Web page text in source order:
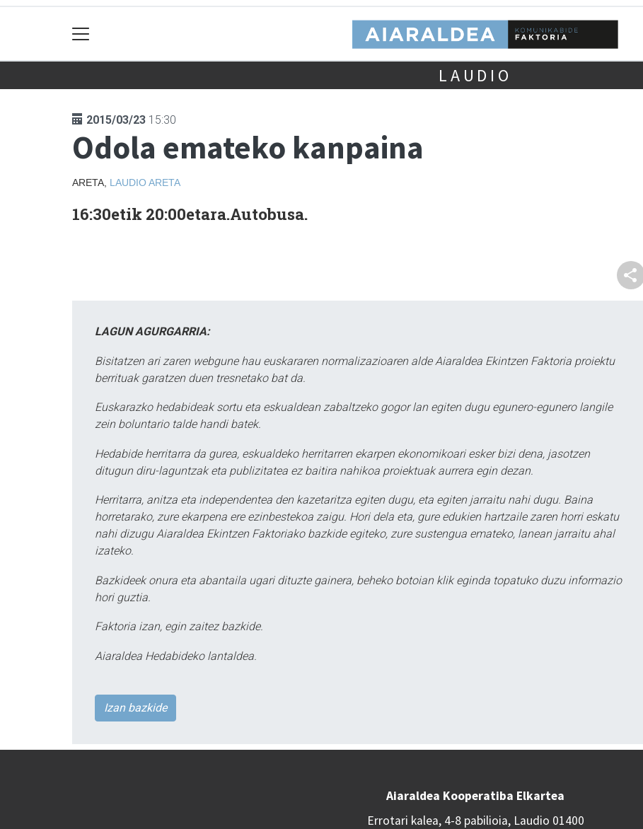
LAUDIO
2015/03/23 15:30
Odola emateko kanpaina
ARETA, LAUDIOARETA
16:30etik 20:00etara.Autobusa.
LAGUN AGURGARRIA:
Bisitatzen ari zaren webgune hau euskararen normalizazioaren alde Aiaraldea Ekintzen Faktoria proiektu
berrituak garatzen duen tresnetako bat da.
Euskarazko hedabideak sortu eta eskualdean zabaltzeko gogor lan egiten dugu egunero-egunero langile
zein boluntario talde handi batek.
Hedabide herritarra da gurea, eskualdeko herritarren ekarpen ekonomikoari esker bizi dena, jasotzen
ditugun diru-laguntzak eta publizitatea ez baitira nahikoa proiektuak aurrera egin dezan.
Herritarra, anitza eta independentea den kazetaritza egiten dugu, eta egiten jarraitu nahi dugu. Baina
horretarako, zure ekarpena ere ezinbestekoa zaigu. Hori dela eta, gure edukien hartzaile zaren horri eskatu
nahi dizugu Aiaraldea Ekintzen Faktoriako bazkide egiteko, zure sustengua emateko, lanean jarraitu ahal
izateko.
Bazkideek onura eta abantaila ugari dituzte gainera, beheko botoian klik eginda topatuko duzu informazio
hori guztia.
Faktoria izan, egin zaitez bazkide.
Aiaraldea Hedabideko lantaldea.
Izan bazkide
Aiaraldea Kooperatiba Elkartea
Errotari kalea, 4-8 pabilioia, Laudio 01400